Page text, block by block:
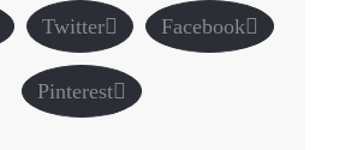
Facebook
Twitter
Pinterest